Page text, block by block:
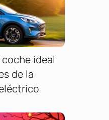
ideal
de la